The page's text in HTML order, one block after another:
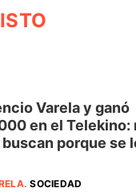
Varela y ganó
en el Telekino:
porque se
.SOCIEDAD